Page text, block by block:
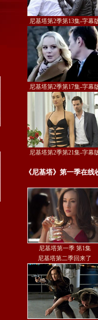
尼基塔第2季第13集-字幕
尼基塔第2季第17集-字幕
尼基塔第2季第21集-字幕
《尼基塔》第一季在线
尼基塔第一季 第1集
尼基塔第二季回来了